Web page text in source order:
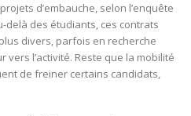
d’embauche, selon l’enquête
delà des étudiants, ces contrats
divers, parfois en recherche
vers l’activité. Reste que la mobilité
de freiner certains candidats,